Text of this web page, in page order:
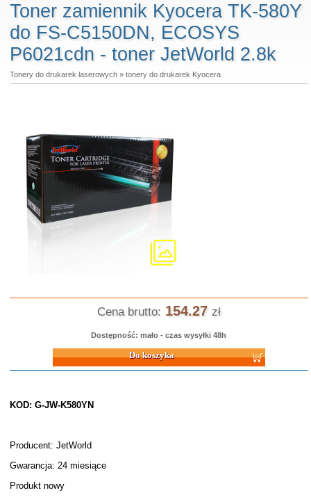
Toner zamiennik Kyocera TK-580Y
do FS-C5150DN, ECOSYS
P6021cdn - toner JetWorld 2.8k
Tonery do drukarek laserowych» tonery do drukarek Kyocera
Cena brutto: 154.27 zł
Dostępność: mało - czas wysyłki 48h
Do koszyka
KOD: G-JW-K580YN
Producent: JetWorld
Gwarancja: 24 miesiące
Produkt nowy